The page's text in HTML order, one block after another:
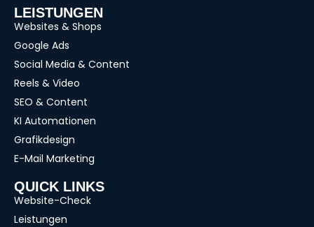
LEISTUNGEN
Websites & Shops
Google Ads
Social Media & Content
Reels & Video
SEO & Content
KI Automationen
Grafikdesign
E-Mail Marketing
QUICK LINKS
Website-Check
Leistungen